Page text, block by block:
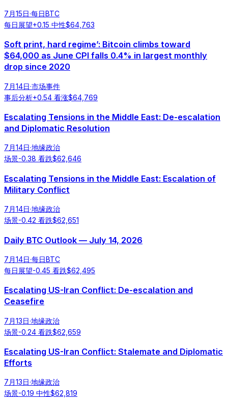
7月15日·每日BTC
每日展望+0.15 中性$64,763
Soft print, hard regime’: Bitcoin climbs toward
$64,000 as June CPI falls 0.4% in largest monthly
drop since 2020
7月14日·市场事件
事后分析+0.54 看涨$64,769
Escalating Tensions in the Middle East: De-escalation
and Diplomatic Resolution
7月14日·地缘政治
场景-0.38 看跌$62,646
Escalating Tensions in the Middle East: Escalation of
Military Conflict
7月14日·地缘政治
场景-0.42 看跌$62,651
Daily BTC Outlook — July 14, 2026
7月14日·每日BTC
每日展望-0.45 看跌$62,495
Escalating US-Iran Conflict: De-escalation and
Ceasefire
7月13日·地缘政治
场景-0.24 看跌$62,659
Escalating US-Iran Conflict: Stalemate and Diplomatic
Efforts
7月13日·地缘政治
场景-0.19 中性$62,819